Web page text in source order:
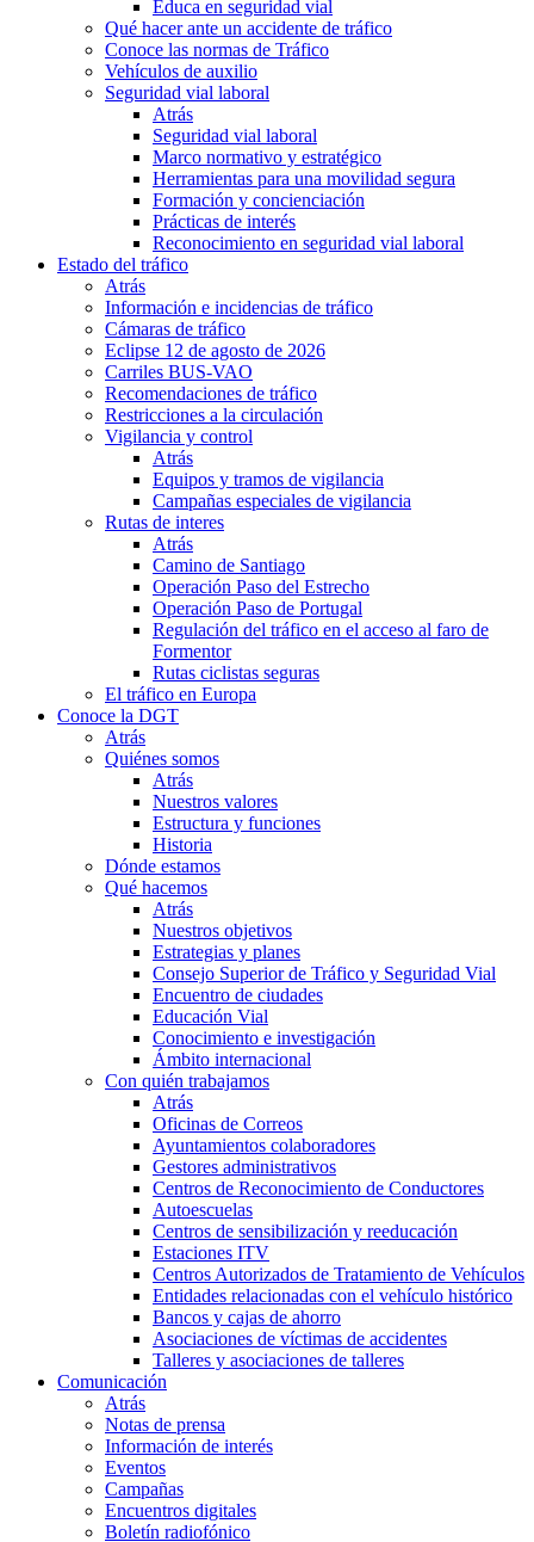
Educa en seguridad vial
Qué hacer ante un accidente de tráfico
Conoce las normas de Tráfico
Vehículos de auxilio
Seguridad vial laboral
Atrás
Seguridad vial laboral
Marco normativo y estratégico
Herramientas para una movilidad segura
Formación y concienciación
Prácticas de interés
Reconocimiento en seguridad vial laboral
Estado del tráfico
Atrás
Información e incidencias de tráfico
Cámaras de tráfico
Eclipse 12 de agosto de 2026
Carriles BUS-VAO
Recomendaciones de tráfico
Restricciones a la circulación
Vigilancia y control
Atrás
Equipos y tramos de vigilancia
Campañas especiales de vigilancia
Rutas de interes
Atrás
Camino de Santiago
Operación Paso del Estrecho
Operación Paso de Portugal
Regulación del tráfico en el acceso al faro de
Formentor
Rutas ciclistas seguras
El tráfico en Europa
Conoce la DGT
Atrás
Quiénes somos
Atrás
Nuestros valores
Estructura y funciones
Historia
Dónde estamos
Qué hacemos
Atrás
Nuestros objetivos
Estrategias y planes
Consejo Superior de Tráfico y Seguridad Vial
Encuentro de ciudades
Educación Vial
Conocimiento e investigación
Ámbito internacional
Con quién trabajamos
Atrás
Oficinas de Correos
Ayuntamientos colaboradores
Gestores administrativos
Centros de Reconocimiento de Conductores
Autoescuelas
Centros de sensibilización y reeducación
Estaciones ITV
Centros Autorizados de Tratamiento de Vehículos
Entidades relacionadas con el vehículo histórico
Bancos y cajas de ahorro
Asociaciones de víctimas de accidentes
Talleres y asociaciones de talleres
Comunicación
Atrás
Notas de prensa
Información de interés
Eventos
Campañas
Encuentros digitales
Boletín radiofónico